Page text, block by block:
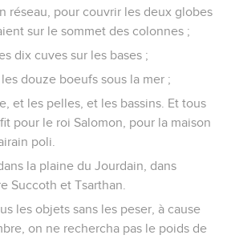
réseau, pour couvrir les deux globes
sur le sommet des colonnes ;
dix cuves sur les bases ;
douze boeufs sous la mer ;
et les pelles, et les bassins. Et tous
pour le roi Salomon, pour la maison
poli.
la plaine du Jourdain, dans
Succoth et Tsarthan.
les objets sans les peser, à cause
on ne rechercha pas le poids de